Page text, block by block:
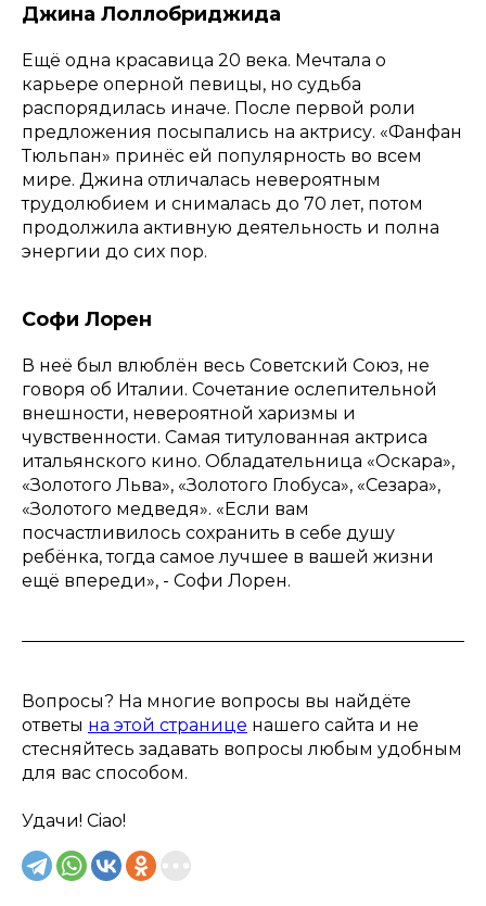
Джина Лоллобриджида
Ещё одна красавица 20 века. Мечтала о
карьере оперной певицы, но судьба
распорядилась иначе. После первой роли
предложения посыпались на актрису. «Фанфан
Тюльпан» принёс ей популярность во всем
мире. Джина отличалась невероятным
трудолюбием и снималась до 70 лет, потом
продолжила активную деятельность и полна
энергии до сих пор.
Софи Лорен
В неё был влюблён весь Советский Союз, не
говоря об Италии. Сочетание ослепительной
внешности, невероятной харизмы и
чувственности. Самая титулованная актриса
итальянского кино. Обладательница «Оскара»,
«Золотого Льва», «Золотого Глобуса», «Сезара»,
«Золотого медведя». «Если вам
посчастливилось сохранить в себе душу
ребёнка, тогда самое лучшее в вашей жизни
ещё впереди», - Софи Лорен.
Вопросы? На многие вопросы вы найдёте
ответы на этой странице нашего сайта и не
стесняйтесь задавать вопросы любым удобным
для вас способом.
Удачи! Ciao!